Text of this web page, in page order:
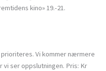
kino» 19.-21.
Vi kommer nærmere
ser oppslutningen. Pris: Kr